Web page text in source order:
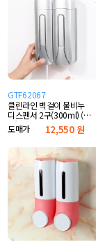
GTF62067
클린라인 벽걸이 물비누
디스펜서 2구(300ml) (실
버)
도매가 12,550 원